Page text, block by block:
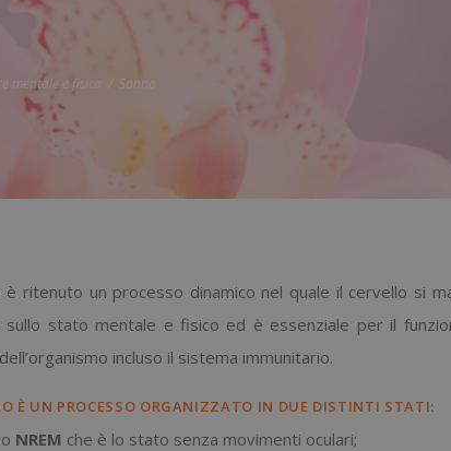
mentale e fisica Sonno
è ritenuto un processo dinamico nel quale il cervello si
sullo stato mentale e fisico ed è essenziale per il
incluso il sistema immunitario.
È UN PROCESSO ORGANIZZATO IN DUE DISTINTI STATI:
NREM che è lo stato senza movimenti oculari;